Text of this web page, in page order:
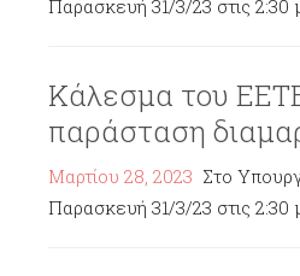
Παρασκευή 31/3/23 στις 2:30
Κάλεσμα του
παράσταση
Μαρτίου 28, 2023 Στο
Παρασκευή 31/3/23 στις 2:30